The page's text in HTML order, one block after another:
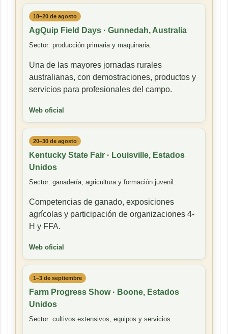
18–20 de agosto
AgQuip Field Days · Gunnedah, Australia
Sector: producción primaria y maquinaria.
Una de las mayores jornadas rurales
australianas, con demostraciones, productos y
servicios para profesionales del campo.
Web oficial
20–30 de agosto
Kentucky State Fair · Louisville, Estados
Unidos
Sector: ganadería, agricultura y formación juvenil.
Competencias de ganado, exposiciones
agrícolas y participación de organizaciones 4-
H y FFA.
Web oficial
1–3 de septiembre
Farm Progress Show · Boone, Estados
Unidos
Sector: cultivos extensivos, equipos y servicios.